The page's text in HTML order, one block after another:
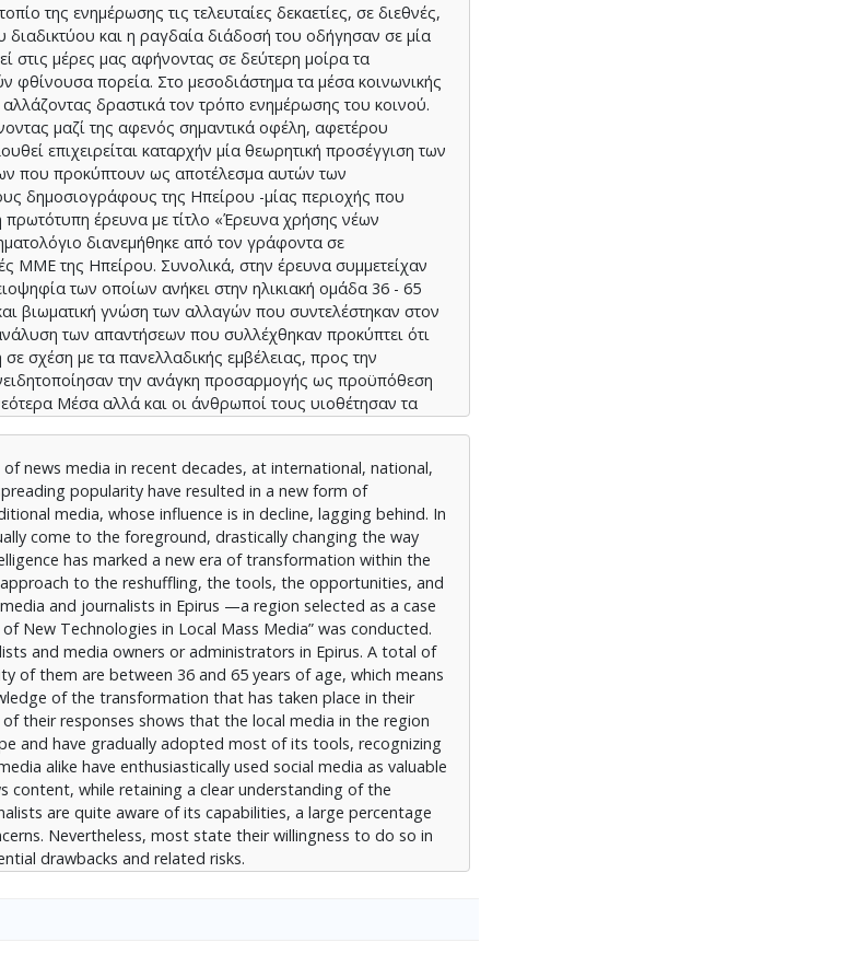
της ενημέρωσης τις τελευταίες δεκαετίες, σε διεθνές,
διαδικτύου και η ραγδαία διάδοσή του οδήγησαν σε μία
στις μέρες μας αφήνοντας σε δεύτερη μοίρα τα
πορεία. Στο μεσοδιάστημα τα μέσα κοινωνικής
δραστικά τον τρόπο ενημέρωσης του κοινού.
μαζί της αφενός σημαντικά οφέλη, αφετέρου
επιχειρείται καταρχήν μία θεωρητική προσέγγιση των
που προκύπτουν ως αποτέλεσμα αυτών των
δημοσιογράφους της Ηπείρου -μίας περιοχής που
πρωτότυπη έρευνα με τίτλο «Έρευνα χρήσης νέων
διανεμήθηκε από τον γράφοντα σε
ΜΜΕ της Ηπείρου. Συνολικά, στην έρευνα συμμετείχαν
των οποίων ανήκει στην ηλικιακή ομάδα 36 - 65
βιωματική γνώση των αλλαγών που συντελέστηκαν στον
των απαντήσεων που συλλέχθηκαν προκύπτει ότι
σχέση με τα πανελλαδικής εμβέλειας, προς την
την ανάγκη προσαρμογής ως προϋπόθεση
Μέσα αλλά και οι άνθρωποί τους υιοθέτησαν τα
πράγματα γύρω από αυτήν, σε μεγάλο ποσοστό οι
στην εργασία τους προβάλλοντας διάφορους
στο μέλλον αντιλαμβανόμενοι τα οφέλη της, χωρίς
επιπτώσεις των έξυπνων τεχνολογιών.
news media in recent decades, at international, national,
popularity have resulted in a new form of
media, whose influence is in decline, lagging behind. In
come to the foreground, drastically changing the way
has marked a new era of transformation within the
to the reshuffling, the tools, the opportunities, and
and journalists in Epirus —a region selected as a case
New Technologies in Local Mass Media” was conducted.
and media owners or administrators in Epirus. A total of
of them are between 36 and 65 years of age, which means
of the transformation that has taken place in their
their responses shows that the local media in the region
and have gradually adopted most of its tools, recognizing
alike have enthusiastically used social media as valuable
while retaining a clear understanding of the
are quite aware of its capabilities, a large percentage
Nevertheless, most state their willingness to do so in
drawbacks and related risks.